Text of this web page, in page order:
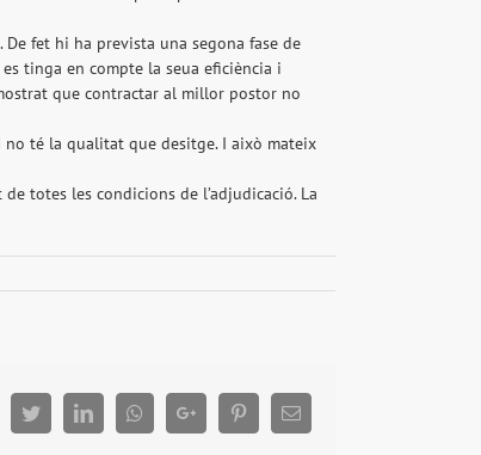
fet hi ha prevista una segona fase de
tinga en compte la seua eficiència i
que contractar al millor postor no
no té la qualitat que desitge. I això mateix
totes les condicions de l’adjudicació. La
TwitterLinkedInWhatsappGoogle+ PinterestEmail